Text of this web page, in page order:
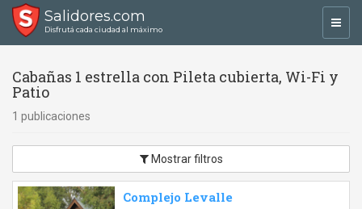
Salidores.com
Disfrutá cada ciudad al máximo
Cabañas 1 estrella con Pileta cubierta, Wi-Fi y
Patio
1 publicaciones
Mostrar filtros
Complejo Levalle